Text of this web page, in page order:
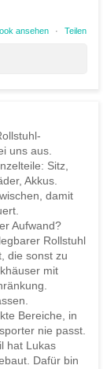
ansehen · Teilen
uns aus.
Sitz,
Akkus.
damit
Aufwand?
Rollstuhl
die sonst zu
mit
Bereiche, in
nie passt.
hat Lukas
Dafür bin